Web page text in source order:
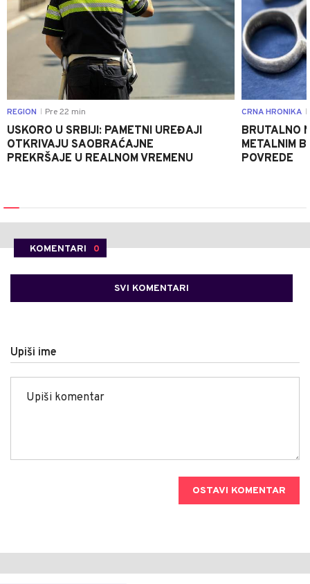
REGION Pre 22 min
USKORO U SRBIJI: PAMETNI UREĐAJI
OTKRIVAJU SAOBRAĆAJNE
PREKRŠAJE U REALNOM VREMENU
CRNA HRONIKA
BRUTALNO
METALNIM
POVREDE
KOMENTARI 0
SVI KOMENTARI
Upiši ime
OSTAVI KOMENTAR